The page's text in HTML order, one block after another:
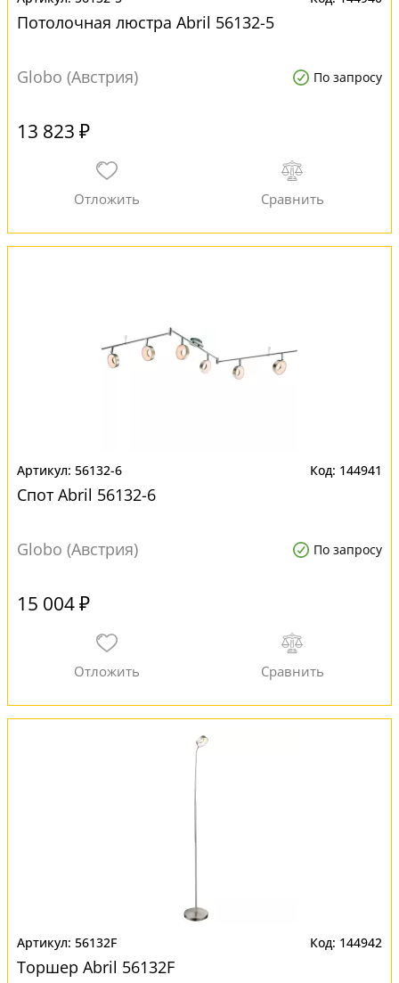
Потолочная люстра Abril 56132-5
Globo (Австрия) По запросу
13 823 ₽
56132-6 144941
Спот Abril 56132-6
Globo (Австрия) По запросу
15 004 ₽
56132F 144942
Торшер Abril 56132F